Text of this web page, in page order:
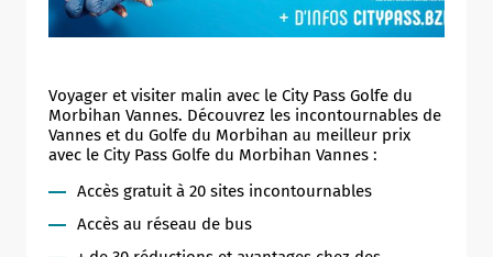
Voyager et visiter malin avec le City Pass Golfe du
Morbihan Vannes. Découvrez les incontournables de
Vannes et du Golfe du Morbihan au meilleur prix
avec le City Pass Golfe du Morbihan Vannes :
Accès gratuit à 20 sites incontournables
Accès au réseau de bus